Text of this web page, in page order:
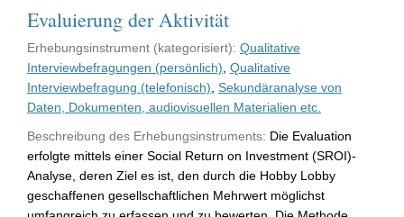
Evaluierung der Aktivität
Erhebungsinstrument (kategorisiert): Qualitative
Interviewbefragungen (persönlich) Qualitative
Interviewbefragung (telefonisch) Sekundäranalyse von
Daten, Dokumenten, audiovisuellen Materialien etc.
Beschreibung des Erhebungsinstruments: Die Evaluation
erfolgte mittels einer Social Return on Investment (SROI)-
Analyse, deren Ziel es ist, den durch die Hobby Lobby
geschaffenen gesellschaftlichen Mehrwert möglichst